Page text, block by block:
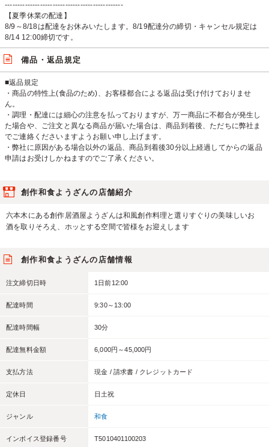
-----------------------------------------------
【夏季休業の配達】
8/9～8/18は配達をお休みいたします。8/19配達分の締切・キャンセル規定は
8/14 12:00締切です。
備品・返品規定
■返品規定
・商品の特性上(食品のため)、お客様都合による返品は受け付けておりませ
ん。
・調理・配達には細心の注意を払っておりますが、万一商品に不都合が発生し
た場合や、ご注文と異なる商品が届いた場合は、商品到着後、ただちに弊社ま
でご連絡くださいますようお願い申し上げます。
・弊社に原因がある場合以外の返品、商品到着後30分以上経過してからの返品
申請はお受けしかねますのでご了承ください。
創作和食ようざんの店舗紹介
六本木にある創作居酒屋ようざんは和風創作料理と選りすぐりの美味しいお
酒を取りそろえ、ホッとする空間で皆様をお迎えします
創作和食ようざんの店舗情報
注文締切日時 1日前12:00
配達時間 9:30～13:00
配達時間幅 30分
配達無料金額 6,000円～45,000円
支払方法 現金 / 請求書 / クレジットカード
定休日 日土祝
ジャンル 和食
インボイス登録番号 T5010401100203